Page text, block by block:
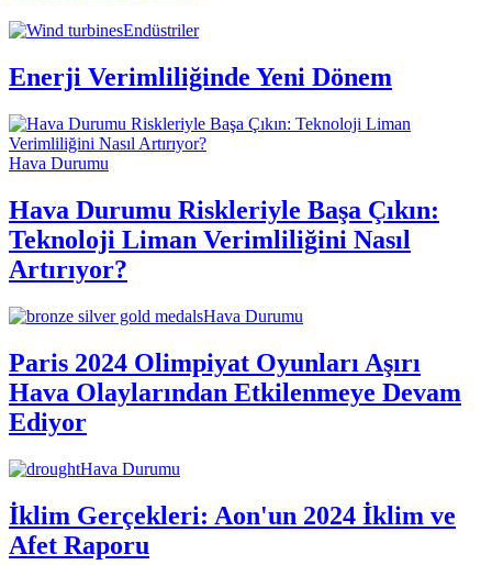
Endüstriler
Enerji Verimliliğinde Yeni Dönem
Hava Durumu
Hava Durumu Riskleriyle Başa Çıkın:
Teknoloji Liman Verimliliğini Nasıl
Artırıyor?
Hava Durumu
Paris 2024 Olimpiyat Oyunları Aşırı
Hava Olaylarından Etkilenmeye Devam
Ediyor
Hava Durumu
İklim Gerçekleri: Aon'un 2024 İklim ve
Afet Raporu